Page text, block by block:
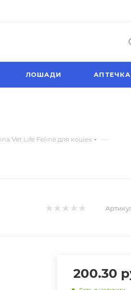
ЛОШАДИ АПТЕЧКА
Vet Life Feline для кошек —
200.30